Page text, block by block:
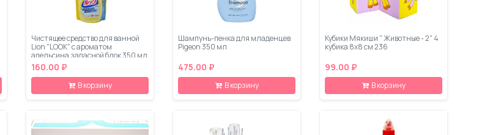
Чистящее средство для ванной
Lion "LOOK" с ароматом
апельсина запасной блок 350 мл
160.00 ₽
В корзину
Шампунь-пенка для младенцев
Pigeon 350 мл
475.00 ₽
В корзину
Кубики Мякиши " Животные - 2" 4
кубика 8х8 см 236
99.00 ₽
В корзину